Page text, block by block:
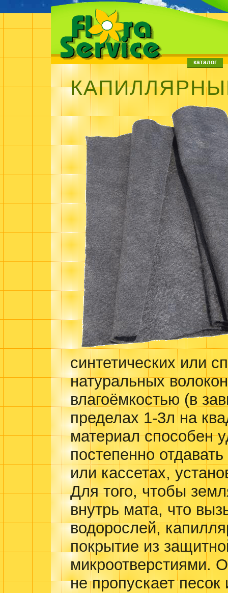
каталог
синтетических или
натуральных
влагоёмкостью (в
пределах 1-3л на
материал способен
постепенно
или кассетах,
Для того, чтобы
внутрь мата, что
водорослей,
покрытие из
микроотверстиями.
не пропускает песок